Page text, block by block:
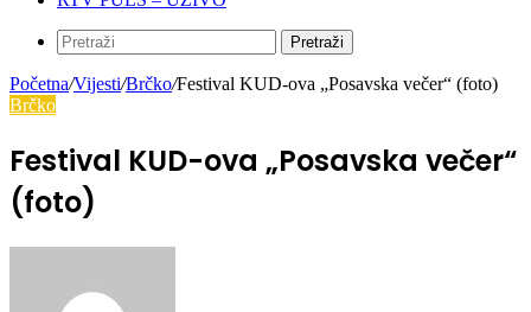
Pretraži
Početna/Vijesti/Brčko/Festival KUD-ova „Posavska večer“ (foto)
Brčko
Festival KUD-ova „Posavska večer“
(foto)